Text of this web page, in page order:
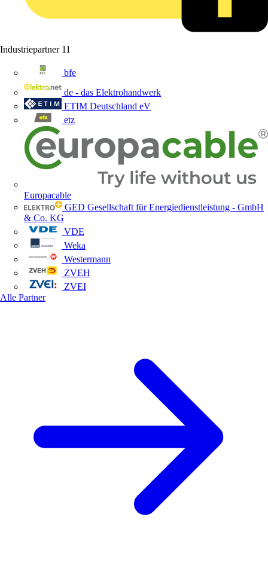
Industriepartner 11
bfe
de - das Elektrohandwerk
ETIM Deutschland eV
etz
Europacable
GED Gesellschaft für Energiedienstleistung - GmbH
& Co. KG
VDE
Weka
Westermann
ZVEH
ZVEI
Alle Partner